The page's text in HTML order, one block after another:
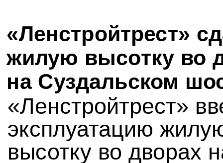
«Ленстройтрест»
жилую высотку во
на Суздальском
«Ленстройтрест»
эксплуатацию
высотку во дворах